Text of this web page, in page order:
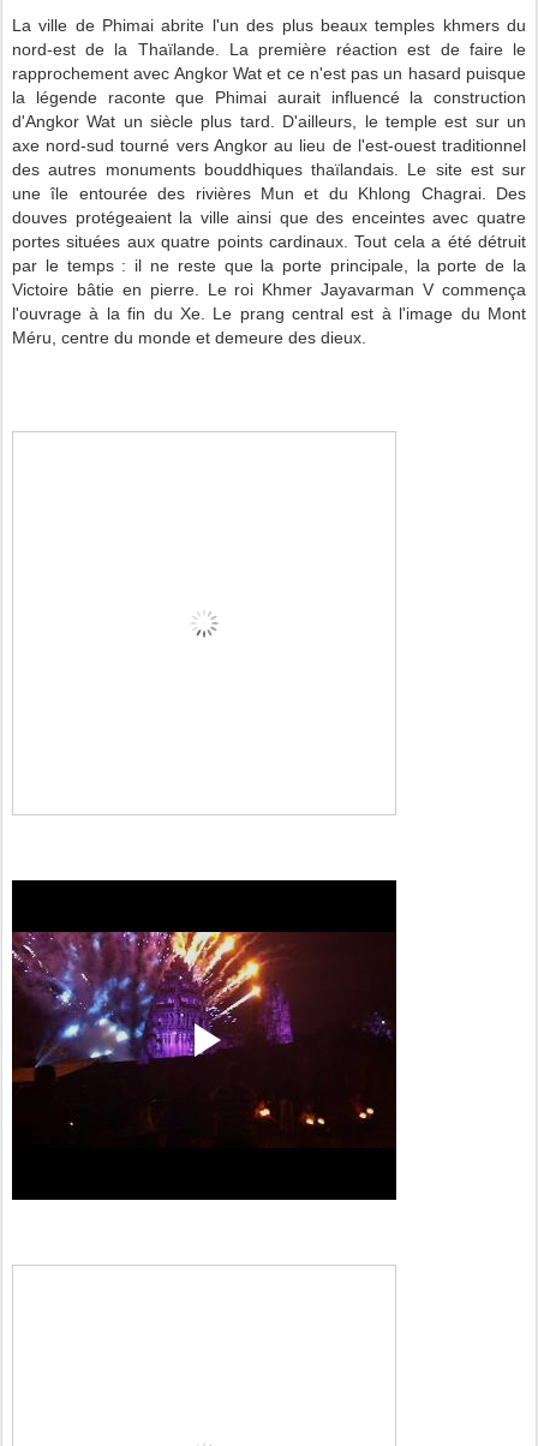
La ville de Phimai abrite l'un des plus beaux temples khmers du
nord-est de la Thaïlande. La première réaction est de faire le
rapprochement avec Angkor Wat et ce n'est pas un hasard puisque
la légende raconte que Phimai aurait influencé la construction
d'Angkor Wat un siècle plus tard. D'ailleurs, le temple est sur un
axe nord-sud tourné vers Angkor au lieu de l'est-ouest traditionnel
des autres monuments bouddhiques thaïlandais. Le site est sur
une île entourée des rivières Mun et du Khlong Chagrai. Des
douves protégeaient la ville ainsi que des enceintes avec quatre
portes situées aux quatre points cardinaux. Tout cela a été détruit
par le temps : il ne reste que la porte principale, la porte de la
Victoire bâtie en pierre. Le roi Khmer Jayavarman V commença
l'ouvrage à la fin du Xe. Le prang central est à l'image du Mont
Méru, centre du monde et demeure des dieux.